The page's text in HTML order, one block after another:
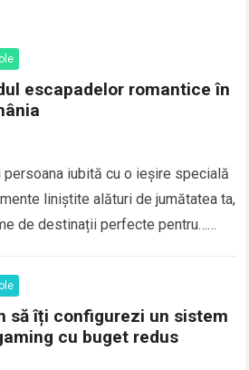
escapadelor romantice în
iubită cu o ieșire specială
liniștite alături de jumătatea ta,
de destinații perfecte pentru…
să îți configurezi un sistem
cu buget redus